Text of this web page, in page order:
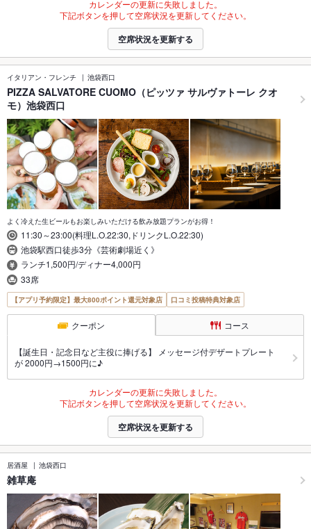
カレンダーの更新に失敗しました。
下記ボタンを押して空席状況を更新してください。
空席状況を更新する
イタリアン・フレンチ 池袋西口
PIZZA SALVATORE CUOMO（ピッツァ サルヴァトーレ クオ
モ）池袋西口
よく冷えた生ビールもお楽しみいただける飲み放題プランがお得！
11:30～23:00(料理L.O.22:30,ドリンクL.O.22:30)
池袋駅西口徒歩3分《芸術劇場近く》
ランチ1,500円/ディナー4,000円
33席
【アプリ予約限定】最大800ポイント還元対象店 口コミ投稿特典対象店
クーポン コース
【誕生日・記念日など主役に捧げる】 メッセージ付デザートプレート
が 2000円→1500円に♪
カレンダーの更新に失敗しました。
下記ボタンを押して空席状況を更新してください。
空席状況を更新する
居酒屋 池袋西口
雑草庵